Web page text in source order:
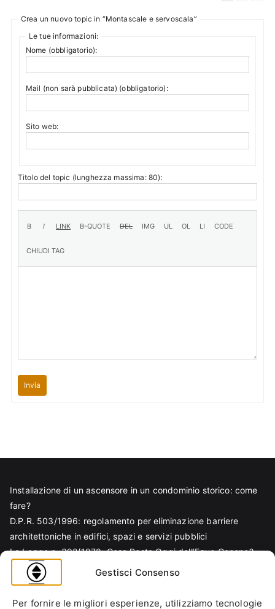
Gestisci Consenso
Per fornire le migliori esperienze, utilizziamo tecnologie
Crea un nuovo topic in “Montascale e servoscala”
Le tue informazioni:
Nome (obbligatorio):
Mail (non sarà pubblicata) (obbligatorio):
Sito web:
Titolo del topic (lunghezza massima: 80):
Invia
Installazione di un ascensore in un condominio storico: come
fare?
D.P.R. 503/1996: regolamento per eliminazione barriere
architettoniche in edifici, spazi e servizi pubblici
La Legge n. 392/1978: Cosa Resta Oggi dell’Equo Canone?
Legge Regionale n. 6/1989: Analisi Tecnica per Progettisti e
Amministratori
Norma EN 81-70 e sicurezza nella progettazione ascensore